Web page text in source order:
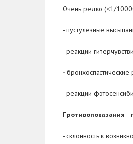
Очень редко (<1/
- пустулезные
- реакции
- бронхоспастические
- реакции
Противопоказания -
- склонность к